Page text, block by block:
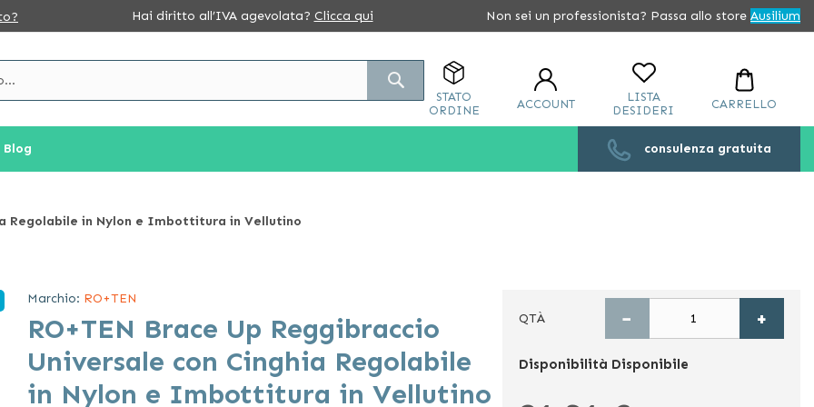
Hai diritto all’IVA agevolata? Clicca qui Non sei un professionista? Passa allo store Ausilium
STATO
ORDINE
ACCOUNT
LISTA
DESIDERI
CARRELLO
Blog consulenza gratuita
Regolabile in Nylon e Imbottitura in Vellutino
Marchio: RO+TEN
RO+TEN Brace Up Reggibraccio
Universale con Cinghia Regolabile
in Nylon e Imbottitura in Vellutino
QTÀ − +
Disponibilità Disponibile